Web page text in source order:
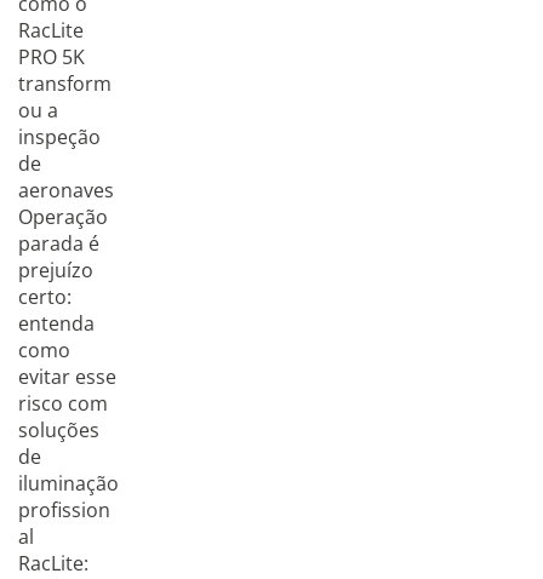
RacLite
PRO 5K
transform
ou a
inspeção
de
aeronaves
Operação
parada é
prejuízo
certo:
entenda
como
evitar esse
risco com
soluções
de
iluminação
profission
al
RacLite: